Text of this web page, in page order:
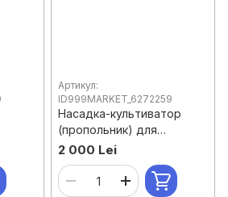
Артикул:
ID999MARKET_6272259
Насадка-культиватор
(пропольник) для
триммера TH17
2 000 Lei